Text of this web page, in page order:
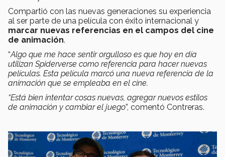
Compartió con las nuevas generaciones su experiencia
al ser parte de una película con éxito internacional y
marcar nuevas referencias en el campos del cine
de animación.
“Algo que me hace sentir orgulloso es que hoy en día
utilizan Spiderverse como referencia para hacer nuevas
películas. Esta película marcó una nueva referencia de la
animación que se empleaba en el cine.
“Está bien intentar cosas nuevas, agregar nuevos estilos
de animación y cambiar el juego”, comentó Contreras.